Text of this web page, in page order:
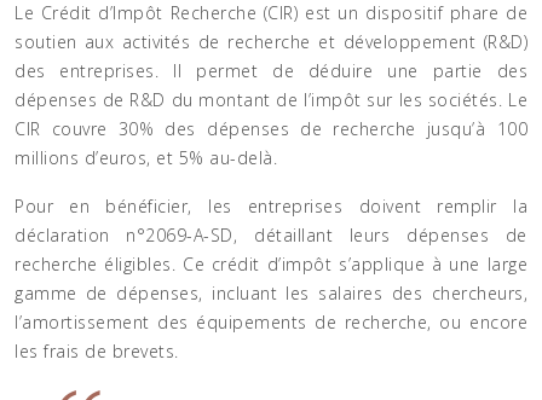
Le Crédit d’Impôt Recherche (CIR) est un dispositif phare de
soutien aux activités de recherche et développement (R&D)
des entreprises. Il permet de déduire une partie des
dépenses de R&D du montant de l’impôt sur les sociétés. Le
CIR couvre 30% des dépenses de recherche jusqu’à 100
millions d’euros, et 5% au-delà.
Pour en bénéficier, les entreprises doivent remplir la
déclaration n°2069-A-SD, détaillant leurs dépenses de
recherche éligibles. Ce crédit d’impôt s’applique à une large
gamme de dépenses, incluant les salaires des chercheurs,
l’amortissement des équipements de recherche, ou encore
les frais de brevets.